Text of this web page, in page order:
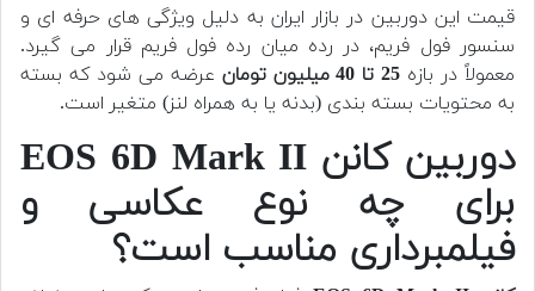
قیمت این دوربین در بازار ایران به دلیل ویژگی های حرفه ای و
سنسور فول فریم، در رده میان رده فول فریم قرار می گیرد.
معمولاً در بازه 25 تا 40 میلیون تومان
عرضه می شود که بسته
به محتویات بسته بندی (بدنه یا به همراه لنز) متغیر است.
دوربین کانن EOS 6D Mark II
برای چه نوع عکاسی و
فیلمبرداری مناسب است؟